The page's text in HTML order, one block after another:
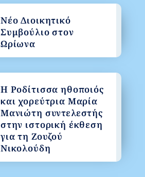
Νέο Διοικητικό
Συμβούλιο στον
Ωρίωνα
Η Ροδίτισσα ηθοποιός
και χορεύτρια Μαρία
Μανιώτη συντελεστής
στην ιστορική έκθεση
για τη Ζουζού
Νικολούδη